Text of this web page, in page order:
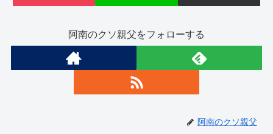
阿南のクソ親父をフォローする
阿南のクソ親父